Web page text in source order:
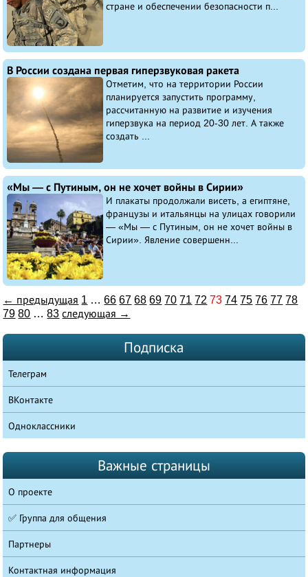
стране и обеспечении безопасности п...
В России создана первая гиперзвуковая ракета
Отметим, что на территории России
планируется запустить программу,
рассчитанную на развитие и изучения
гиперзвука на период 20-30 лет. А также
создать ...
«Мы — с Путиным, он не хочет войны в Сирии»
И плакаты продолжали висеть, а египтяне,
французы и итальянцы на улицах говорили
— «Мы — с Путиным, он не хочет войны в
Сирии». Явление совершенн...
← предыдущая 1 …66 67 68 69 70 71 72 73 74 75 76 77 78
79 80 …83 следующая →
Подписка
Телеграм
ВКонтакте
Одноклассники
Важные страницы
О проекте
✅ Группа для общения
Партнеры
Контактная информация